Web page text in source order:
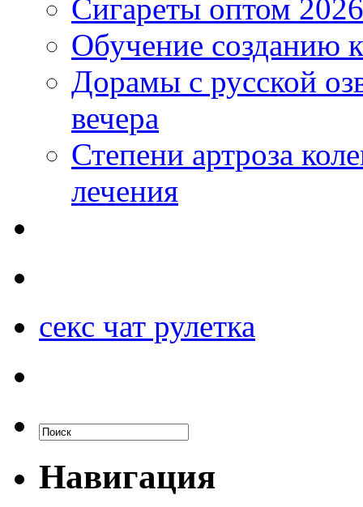
Сигареты оптом
Обучение созданию
Дорамы с русской
вечера
Степени артроза
лечения
секс чат рулетка
Навигация